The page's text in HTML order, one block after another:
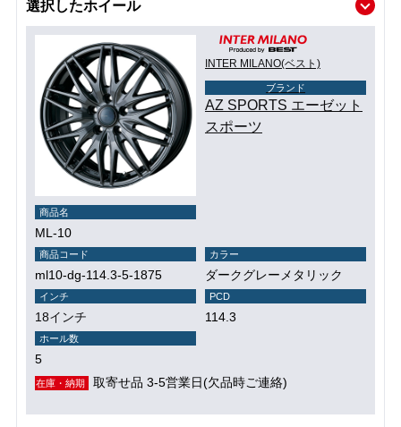
選択したホイール
INTER MILANO(ベスト)
ブランド
AZ SPORTS エーゼット
スポーツ
商品名
ML-10
商品コード
ml10-dg-114.3-5-1875
カラー
ダークグレーメタリック
インチ
18インチ
PCD
114.3
ホール数
5
在庫・納期 取寄せ品 3-5営業日(欠品時ご連絡)